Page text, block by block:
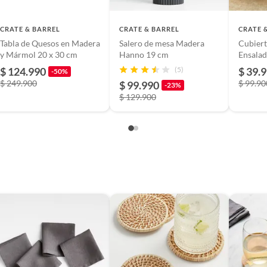
con paño húmedo. Evitar contacto con líquidos
Mantener secos para evitar óxido. Revisar las
del fabricante.
de colombia
contener servilletas. Evitar sobrecarga. Limpiar con
o húmedo. No exponer a humedad prolongada o
de devolución ingresa a
legal-retail.
CRATE & BARREL
Tabla de Quesos en Madera
y Mármol 20 x 30 cm
$ 124.990 -50%
$ 249.900
CRATE & BARREL
Salero de mesa Madera
Hanno 19 cm
(5)
$ 99.990 -23%
$ 129.900
CRATE
Piezas
$
$